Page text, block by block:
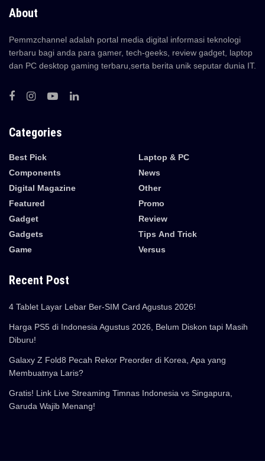
About
Pemmzchannel adalah portal media digital informasi teknologi
terbaru bagi anda para gamer, tech-geeks, review gadget, laptop
dan PC desktop gaming terbaru,serta berita unik seputar dunia IT.
Categories
Best Pick
Components
Digital Magazine
Featured
Gadget
Gadgets
Game
Laptop & PC
News
Other
Promo
Review
Tips And Trick
Versus
Recent Post
4 Tablet Layar Lebar Ber-SIM Card Agustus 2026!
Harga PS5 di Indonesia Agustus 2026, Belum Diskon tapi Masih
Diburu!
Galaxy Z Fold8 Pecah Rekor Preorder di Korea, Apa yang
Membuatnya Laris?
Gratis! Link Live Streaming Timnas Indonesia vs Singapura,
Garuda Wajib Menang!